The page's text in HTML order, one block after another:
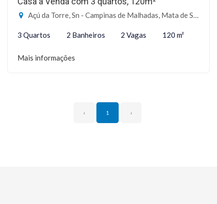
Açú da Torre, Sn - Campinas de Malhadas, Mata de São João-BA
3 Quartos 2 Banheiros 2 Vagas 120 m²
Mais informações
‹ 1 ›